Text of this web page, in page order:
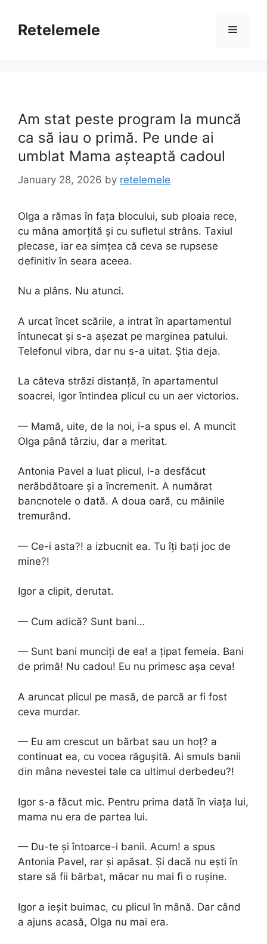
contentRetelemele Menu
Am stat peste program la muncă
ca să iau o primă. Pe unde ai
umblat Mama așteaptă cadoul
January 28, 2026 by retelemele
Olga a rămas în fața blocului, sub ploaia rece,
cu mâna amorțită și cu sufletul strâns. Taxiul
plecase, iar ea simțea că ceva se rupsese
definitiv în seara aceea.
Nu a plâns. Nu atunci.
A urcat încet scările, a intrat în apartamentul
întunecat și s-a așezat pe marginea patului.
Telefonul vibra, dar nu s-a uitat. Știa deja.
La câteva străzi distanță, în apartamentul
soacrei, Igor întindea plicul cu un aer victorios.
— Mamă, uite, de la noi, i-a spus el. A muncit
Olga până târziu, dar a meritat.
Antonia Pavel a luat plicul, l-a desfăcut
nerăbdătoare și a încremenit. A numărat
bancnotele o dată. A doua oară, cu mâinile
tremurând.
— Ce-i asta?! a izbucnit ea. Tu îți bați joc de
mine?!
Igor a clipit, derutat.
— Cum adică? Sunt bani…
— Sunt bani munciți de ea! a țipat femeia. Bani
de primă! Nu cadou! Eu nu primesc așa ceva!
A aruncat plicul pe masă, de parcă ar fi fost
ceva murdar.
— Eu am crescut un bărbat sau un hoț? a
continuat ea, cu vocea răgușită. Ai smuls banii
din mâna nevestei tale ca ultimul derbedeu?!
Igor s-a făcut mic. Pentru prima dată în viața lui,
mama nu era de partea lui.
— Du-te și întoarce-i banii. Acum! a spus
Antonia Pavel, rar și apăsat. Și dacă nu ești în
stare să fii bărbat, măcar nu mai fi o rușine.
Igor a ieșit buimac, cu plicul în mână. Dar când
a ajuns acasă, Olga nu mai era.